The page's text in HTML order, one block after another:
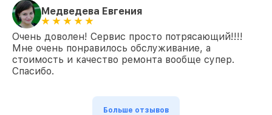
Медведева Евгения
Очень доволен! Сервис просто потрясающий!!!!
Мне очень понравилось обслуживание, а
стоимость и качество ремонта вообще супер.
Спасибо.
Больше отзывов